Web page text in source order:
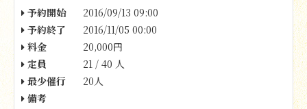
予約開始
2016/09/13 09:00
予約終了
2016/11/05 00:00
料金
20,000円
定員
21 / 40 人
最少催行
20人
備考